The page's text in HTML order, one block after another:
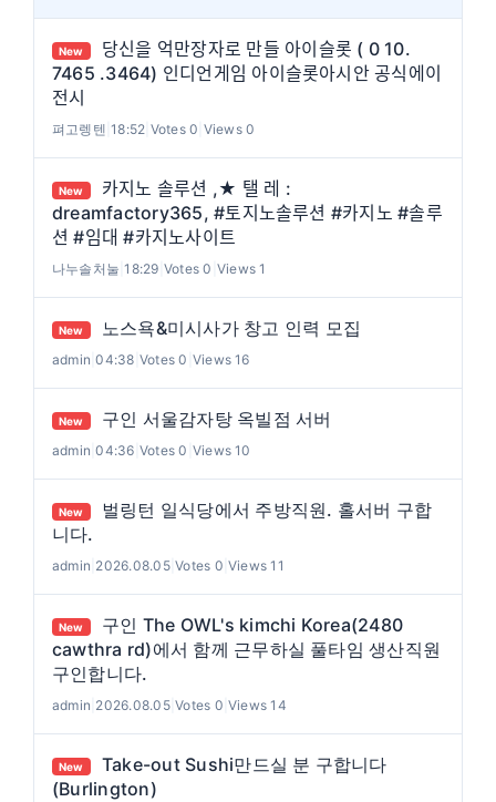
New
당신을 억만장자로 만들 아이슬롯 ( 0 10.
7465 .3464) 인디언게임 아이슬롯아시안 공식에이
전시
펴고렝텐 |18:52 Votes 0 Views 0
New
카지노 솔루션 ,★ 탤 레 :
dreamfactory365, #토지노솔루션 #카지노 #솔루
션 #임대 #카지노사이트
나누솔처눌 |18:29 Votes 0 Views 1
New 노스욕&미시사가 창고 인력 모집
admin |04:38 Votes 0 Views 16
New 구인 서울감자탕 옥빌점 서버
admin |04:36 Votes 0 Views 10
New
벌링턴 일식당에서 주방직원. 홀서버 구합
니다.
admin 2026.08.05|Votes 0 |Views 11
New
구인 The OWL's kimchi Korea(2480
cawthra rd)에서 함께 근무하실 풀타임 생산직원
구인합니다.
admin 2026.08.05|Votes 0 |Views 14
New
Take-out Sushi만드실 분 구합니다
(Burlington)